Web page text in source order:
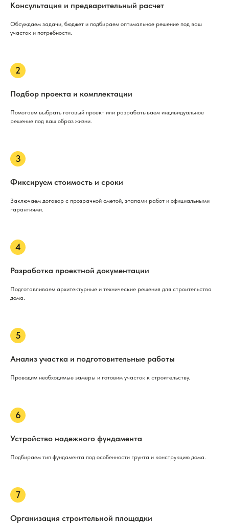
Консультация и предварительный расчет
Обсуждаем задачи, бюджет и подбираем оптимальное решение под ваш
участок и потребности.
Подбор проекта и комплектации
Помогаем выбрать готовый проект или разрабатываем индивидуальное
решение под ваш образ жизни.
Фиксируем стоимость и сроки
Заключаем договор с прозрачной сметой, этапами работ и официальными
гарантиями.
Разработка проектной документации
Подготавливаем архитектурные и технические решения для строительства
дома.
Анализ участка и подготовительные работы
Проводим необходимые замеры и готовим участок к строительству.
Устройство надежного фундамента
Подбираем тип фундамента под особенности грунта и конструкцию дома.
Организация строительной площадки